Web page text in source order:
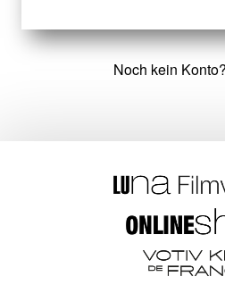
Noch kein Konto?